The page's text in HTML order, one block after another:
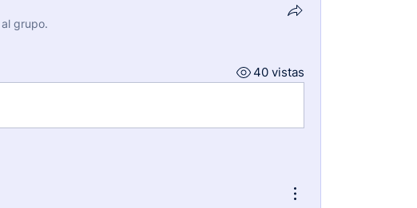
grupo.
40 vistas